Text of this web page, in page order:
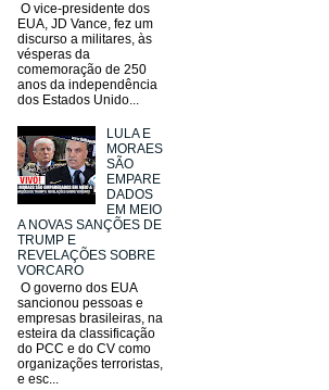
O vice-presidente dos
EUA, JD Vance, fez um
discurso a militares, às
vésperas da
comemoração de 250
anos da independência
dos Estados Unido...
LULA E
MORAES
SÃO
EMPARE
DADOS
EM MEIO
A NOVAS SANÇÕES DE
TRUMP E
REVELAÇÕES SOBRE
VORCARO
O governo dos EUA
sancionou pessoas e
empresas brasileiras, na
esteira da classificação
do PCC e do CV como
organizações terroristas,
e esc...